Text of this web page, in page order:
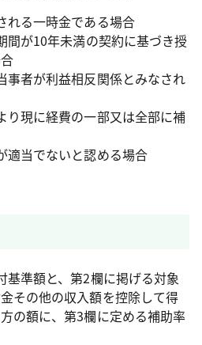
れる一時金である場合
間が10年未満の契約に基づき授
事者が利益相反関係とみなされ
り現に経費の一部又は全部に補
適当でないと認める場合
準額と、第2欄に掲げる対象
その他の収入額を控除して得
の額に、第3欄に定める補助率